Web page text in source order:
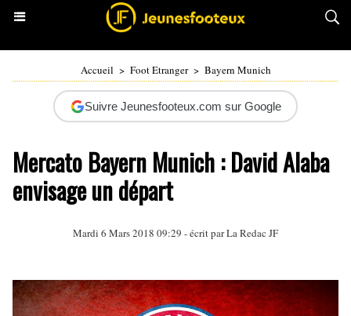
Accueil > Foot Etranger > Bayern Munich
Suivre Jeunesfooteux.com sur Google
Mercato Bayern Munich : David Alaba
envisage un départ
Mardi 6 Mars 2018 09:29 - écrit par La Redac JF